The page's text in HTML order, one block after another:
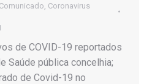
Comunicado Coronavirus
de COVID-19 reportados
Saúde pública concelhia;
de Covid-19 no